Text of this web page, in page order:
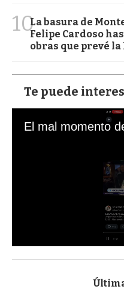
10La basura de
Felipe Cardoso
obras que prevé la
Te puede
s